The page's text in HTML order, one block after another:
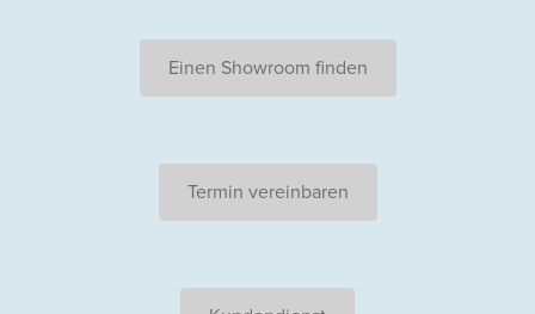
Einen Showroom finden
Termin vereinbaren